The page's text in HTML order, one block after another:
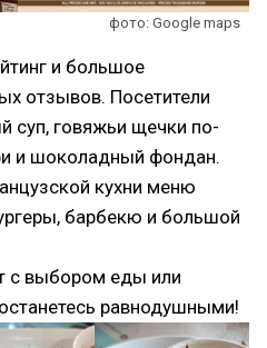
фото: Google maps
и большое
отзывов. Посетители
суп, говяжьи щечки по-
и шоколадный фондан.
кухни меню
барбекю и большой
с выбором еды или
равнодушными!